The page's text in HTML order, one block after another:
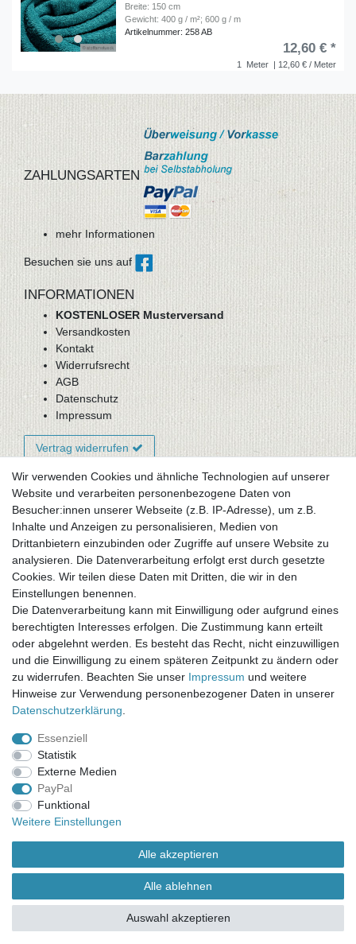
Breite: 150 cm
Gewicht: 400 g / m²; 600 g / m
Artikelnummer: 258 AB
1 Meter | 12,60 € / Meter
12,60 € *
ZAHLUNGSARTEN
mehr Informationen
Besuchen sie uns auf
INFORMATIONEN
KOSTENLOSER Musterversand
Versandkosten
Kontakt
Widerrufsrecht
AGB
Datenschutz
Impressum
Vertrag widerrufen
Newsletter-Anmeldung
FAQ / Fragen
Mein Warenkorb
Mein Merkzettel
Mein Konto
UNSER LADENGESCHÄFT
Gottlieb-Daimler-Str. 10
33334 Gütersloh
ÖFFNUNGSZEITEN
Montag - Dienstag: 8.00 - 18.00 Uhr, Mittwoch Ruhetag,
Donnerstag: 8.00 - 18.00 Uhr, Freitag 8.00 - 14.00 Uhr
KUNDENSERVICE
Telefon: (05241) 403 22 38
E-Mail: info@stoffamstueck.de
Alle Preise inklusive gesetzlicher Mehrwertsteuer und
zuzüglichVersandkosten. * Pflichtfeld
Wir verwenden Cookies und ähnliche Technologien auf unserer
Website und verarbeiten personenbezogene Daten von
Besucher:innen unserer Webseite (z.B. IP-Adresse), um z.B.
Inhalte und Anzeigen zu personalisieren, Medien von
Drittanbietern einzubinden oder Zugriffe auf unsere Website zu
analysieren. Die Datenverarbeitung erfolgt erst durch gesetzte
Cookies. Wir teilen diese Daten mit Dritten, die wir in den
Einstellungen benennen.
Die Datenverarbeitung kann mit Einwilligung oder aufgrund eines
berechtigten Interesses erfolgen. Die Zustimmung kann erteilt
oder abgelehnt werden. Es besteht das Recht, nicht einzuwilligen
und die Einwilligung zu einem späteren Zeitpunkt zu ändern oder
zu widerrufen. Beachten Sie unser Impressum und weitere
Hinweise zur Verwendung personenbezogener Daten in unserer
Daten­schutz­erklärung
Essenziell
Statistik
Externe Medien
PayPal
Funktional
Weitere Einstellungen
Alle akzeptieren
Alle ablehnen
Auswahl akzeptieren